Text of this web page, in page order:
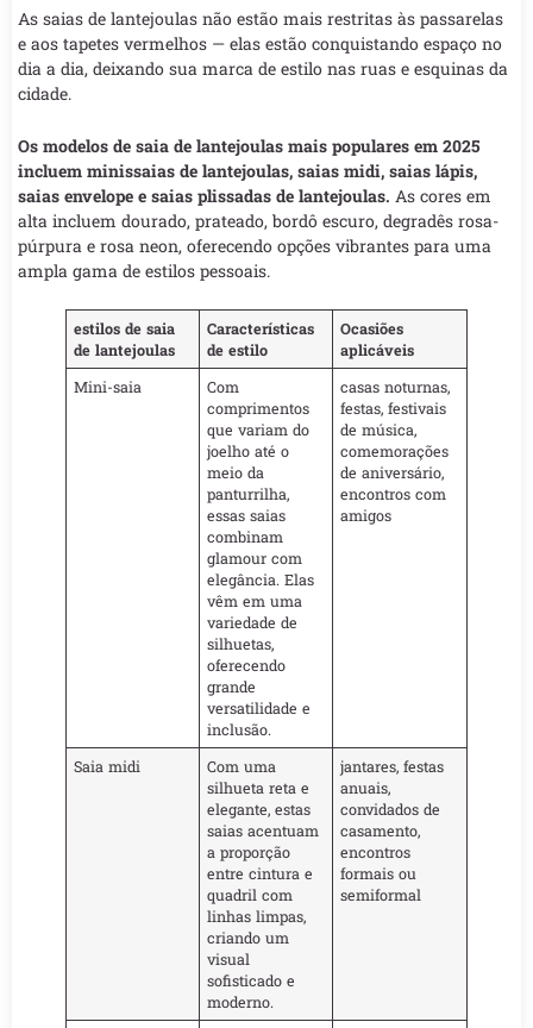
As saias de lantejoulas não estão mais restritas às passarelas
e aos tapetes vermelhos — elas estão conquistando espaço no
dia a dia, deixando sua marca de estilo nas ruas e esquinas da
cidade.
Os modelos de saia de lantejoulas mais populares em 2025
incluem minissaias de lantejoulas, saias midi, saias lápis,
saias envelope e saias plissadas de lantejoulas. As cores em
alta incluem dourado, prateado, bordô escuro, degradês rosa-
púrpura e rosa neon, oferecendo opções vibrantes para uma
ampla gama de estilos pessoais.
estilos de saia
de lantejoulas
Características
de estilo
Ocasiões
aplicáveis
Mini-saia
Com
comprimentos
que variam do
joelho até o
meio da
panturrilha,
essas saias
combinam
glamour com
elegância. Elas
vêm em uma
variedade de
silhuetas,
oferecendo
grande
versatilidade e
inclusão.
casas noturnas,
festas, festivais
de música,
comemorações
de aniversário,
encontros com
amigos
Saia midi
Com uma
silhueta reta e
elegante, estas
saias acentuam
a proporção
entre cintura e
quadril com
linhas limpas,
criando um
visual
sofisticado e
moderno.
jantares, festas
anuais,
convidados de
casamento,
encontros
formais ou
semiformal